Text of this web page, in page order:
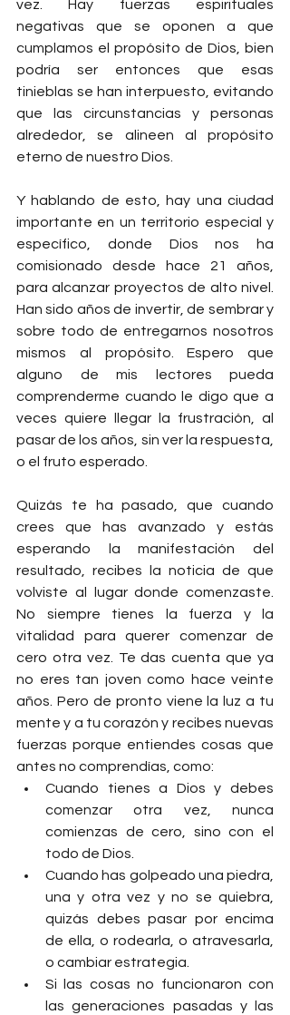
vez. Hay fuerzas espirituales
negativas que se oponen a que
cumplamos el propósito de Dios, bien
podría ser entonces que esas
tinieblas se han interpuesto, evitando
que las circunstancias y personas
alrededor, se alineen al propósito
eterno de nuestro Dios.
Y hablando de esto, hay una ciudad
importante en un territorio especial y
específico, donde Dios nos ha
comisionado desde hace 21 años,
para alcanzar proyectos de alto nivel.
Han sido años de invertir, de sembrar y
sobre todo de entregarnos nosotros
mismos al propósito. Espero que
alguno de mis lectores pueda
comprenderme cuando le digo que a
veces quiere llegar la frustración, al
pasar de los años, sin ver la respuesta,
o el fruto esperado.
Quizás te ha pasado, que cuando
crees que has avanzado y estás
esperando la manifestación del
resultado, recibes la noticia de que
volviste al lugar donde comenzaste.
No siempre tienes la fuerza y la
vitalidad para querer comenzar de
cero otra vez. Te das cuenta que ya
no eres tan joven como hace veinte
años. Pero de pronto viene la luz a tu
mente y a tu corazón y recibes nuevas
fuerzas porque entiendes cosas que
antes no comprendías, como:
Cuando tienes a Dios y debes
comenzar otra vez, nunca
comienzas de cero, sino con el
todo de Dios.
Cuando has golpeado una piedra,
una y otra vez y no se quiebra,
quizás debes pasar por encima
de ella, o rodearla, o atravesarla,
o cambiar estrategia.
Si las cosas no funcionaron con
las generaciones pasadas y las